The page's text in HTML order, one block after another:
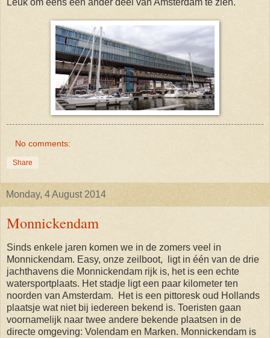
No comments:
Share
Monday, 4 August 2014
Monnickendam
Sinds enkele jaren komen we in de zomers veel in
Monnickendam. Easy, onze zeilboot, ligt in één van de drie
jachthavens die Monnickendam rijk is, het is een echte
watersportplaats. Het stadje ligt een paar kilometer ten
noorden van Amsterdam. Het is een pittoresk oud Hollands
plaatsje wat niet bij iedereen bekend is. Toeristen gaan
voornamelijk naar twee andere bekende plaatsen in de
directe omgeving: Volendam en Marken. Monnickendam is